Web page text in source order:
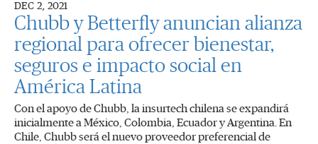
DEC 2, 2021
Chubb y Betterfly anuncian alianza
regional para ofrecer bienestar,
seguros e impacto social en
América Latina
Con el apoyo de Chubb, la insurtech chilena se expandirá
inicialmente a México, Colombia, Ecuador y Argentina. En
Chile, Chubb será el nuevo proveedor preferencial de